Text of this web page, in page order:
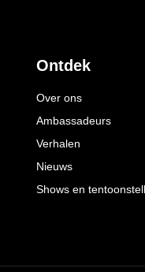
Ontdek
Over ons
Ambassadeurs
Verhalen
Nieuws
Shows en